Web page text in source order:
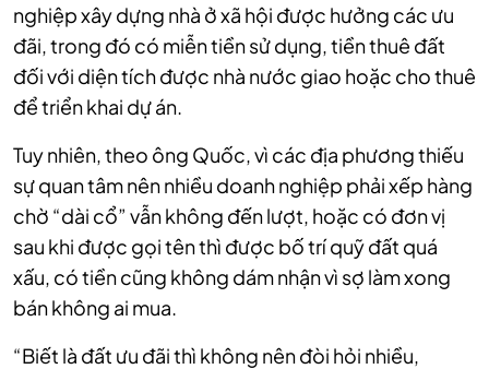
nghiệp xây dựng nhà ở xã hội được hưởng các ưu
đãi, trong đó có miễn tiền sử dụng, tiền thuê đất
đối với diện tích được nhà nước giao hoặc cho thuê
để triển khai dự án.
Tuy nhiên, theo ông Quốc, vì các địa phương thiếu
sự quan tâm nên nhiều doanh nghiệp phải xếp hàng
chờ “dài cổ” vẫn không đến lượt, hoặc có đơn vị
sau khi được gọi tên thì được bố trí quỹ đất quá
xấu, có tiền cũng không dám nhận vì sợ làm xong
bán không ai mua.
“Biết là đất ưu đãi thì không nên đòi hỏi nhiều,